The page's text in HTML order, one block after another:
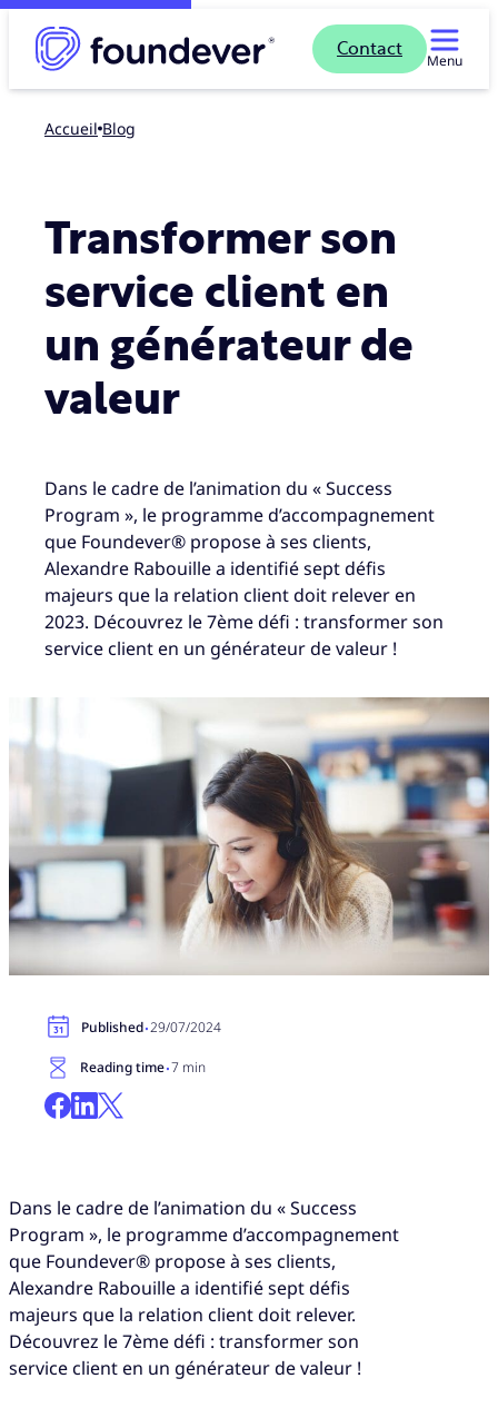
Contact
Menu
Accueil blog
Transformer son
service client en
un générateur de
valeur
Dans le cadre de l’animation du « Success
Program », le programme d’accompagnement
que Foundever® propose à ses clients,
Alexandre Rabouille a identifié sept défis
majeurs que la relation client doit relever en
2023. Découvrez le 7ème défi : transformer son
service client en un générateur de valeur !
Published·29/07/2024
Reading time·7 min
Dans le cadre de l’animation du « Success
Program », le programme d’accompagnement
que Foundever® propose à ses clients,
Alexandre Rabouille a identifié sept défis
majeurs que la relation client doit relever.
Découvrez le 7ème défi : transformer son
service client en un générateur de valeur !